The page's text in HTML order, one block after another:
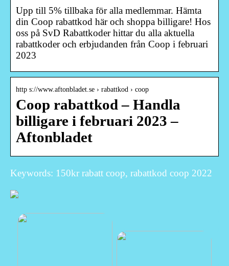
Upp till 5% tillbaka för alla medlemmar. Hämta
din Coop rabattkod här och shoppa billigare! Hos
oss på SvD Rabattkoder hittar du alla aktuella
rabattkoder och erbjudanden från Coop i februari
2023
http s://www.aftonbladet.se › rabattkod › coop
Coop rabattkod – Handla
billigare i februari 2023 –
Aftonbladet
Keywords: 150kr rabatt coop, rabattkod coop 2022